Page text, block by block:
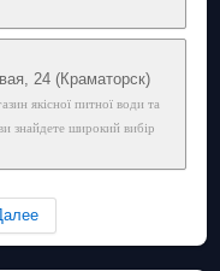
24 (Краматорск)
якісної питної води та
знайдете широкий вибір